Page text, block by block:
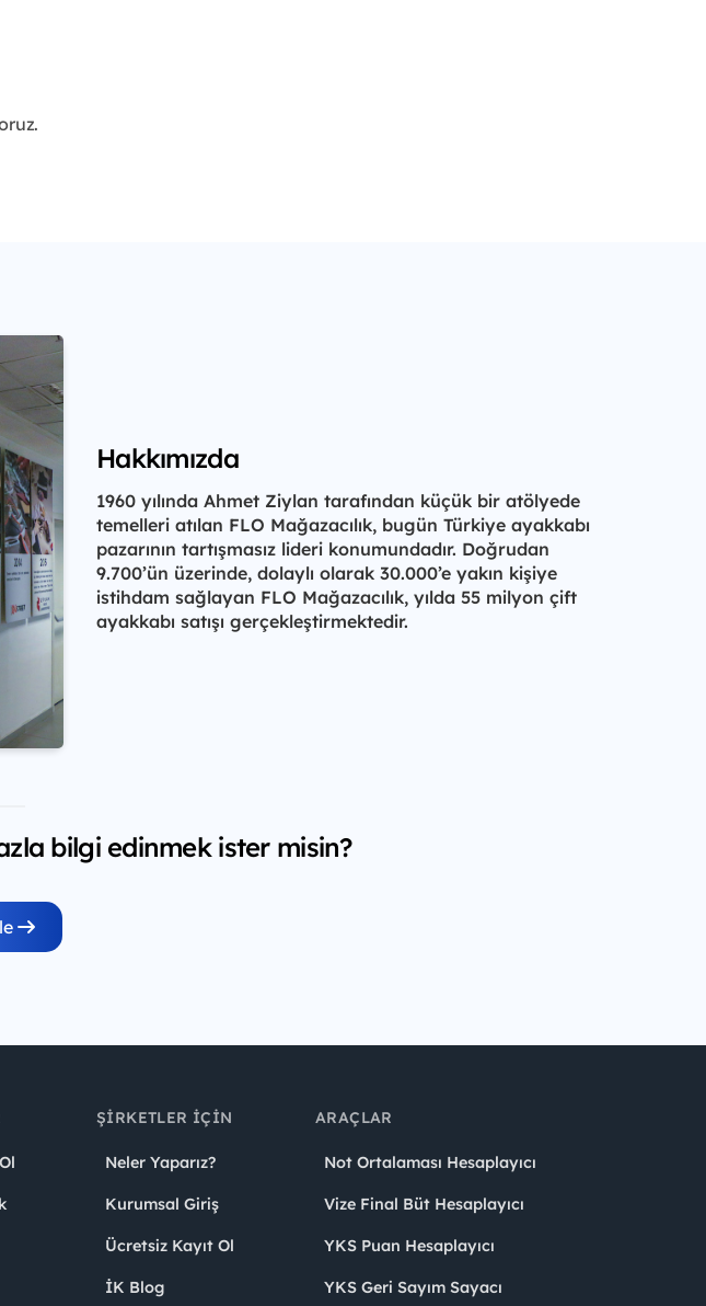
Hakkımızda
1960 yılında Ahmet Ziylan tarafından küçük bir atölyede
temelleri atılan FLO Mağazacılık, bugün Türkiye ayakkabı
pazarının tartışmasız lideri konumundadır. Doğrudan
9.700’ün üzerinde, dolaylı olarak 30.000’e yakın kişiye
istihdam sağlayan FLO Mağazacılık, yılda 55 milyon çift
ayakkabı satışı gerçekleştirmektedir.
bilgi edinmek ister misin?
ŞIRKETLER İÇIN
Neler Yaparız?
Kurumsal Giriş
Ücretsiz Kayıt Ol
İK Blog
ARAÇLAR
Not Ortalaması Hesaplayıcı
Vize Final Büt Hesaplayıcı
YKS Puan Hesaplayıcı
YKS Geri Sayım Sayacı